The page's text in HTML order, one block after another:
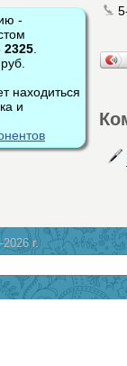
-
2325
находиться
и
г.